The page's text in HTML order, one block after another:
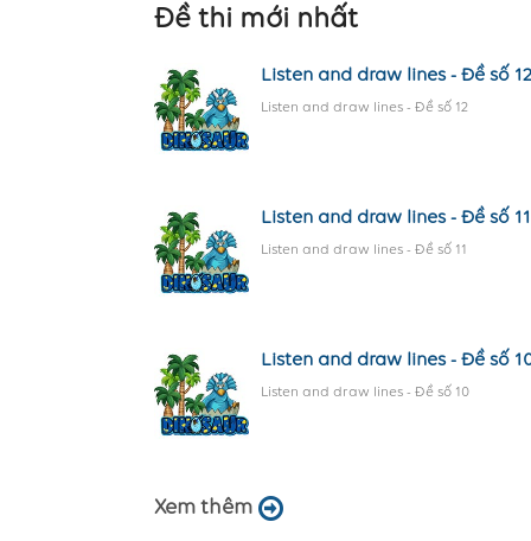
Đề thi mới nhất
Listen and draw lines - Đề số 12
Listen and draw lines - Đề số 12
Listen and draw lines - Đề số 11
Listen and draw lines - Đề số 11
Listen and draw lines - Đề số
Listen and draw lines - Đề số 10
Xem thêm